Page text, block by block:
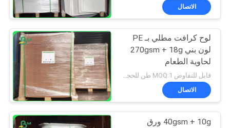
الاتصال
لوح كرافت مطلي بـ PE
لون بني 270gsm + 18g
لحاوية الطعام
قابل للتفاوض MOQ:1 طن للحجم العادي و 10 طن للحجم الخاص
الاتصال
40gsm + 10g ورق